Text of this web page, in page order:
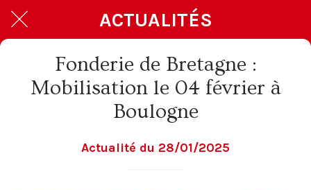
ACTUALITÉS
Fonderie de Bretagne :
Mobilisation le 04 février à
Boulogne
Actualité du 28/01/2025